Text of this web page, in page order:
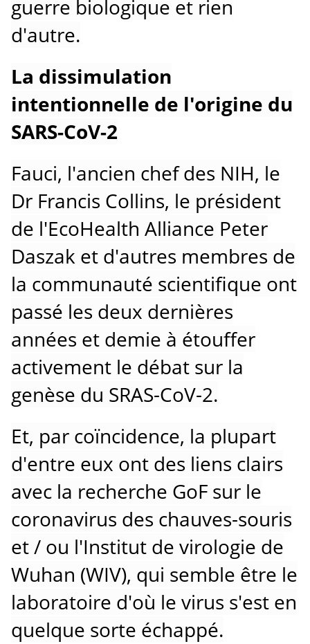
guerre biologique et rien
d'autre.
La dissimulation
intentionnelle de l'origine du
SARS-CoV-2
Fauci, l'ancien chef des NIH, le
Dr Francis Collins, le président
de l'EcoHealth Alliance Peter
Daszak et d'autres membres de
la communauté scientifique ont
passé les deux dernières
années et demie à étouffer
activement le débat sur la
genèse du SRAS-CoV-2.
Et, par coïncidence, la plupart
d'entre eux ont des liens clairs
avec la recherche GoF sur le
coronavirus des chauves-souris
et / ou l'Institut de virologie de
Wuhan (WIV), qui semble être le
laboratoire d'où le virus s'est en
quelque sorte échappé.